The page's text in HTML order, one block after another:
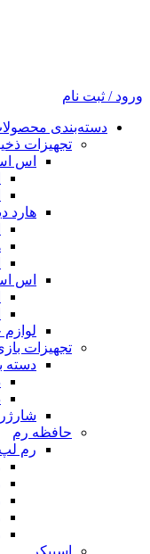
ورود / ثبت نام
دسته‌بندی
تجهیزات
اس
هارد
اس
تجهیزات
دسته
حافظه رم
رم
اسپیکر